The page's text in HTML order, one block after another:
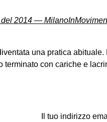
2014 —
una pratica
terminato con cariche e
Il tuo indirizzo